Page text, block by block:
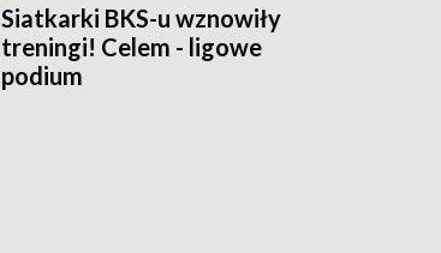
Siatkarki BKS-u wznowiły
treningi! Celem - ligowe
podium